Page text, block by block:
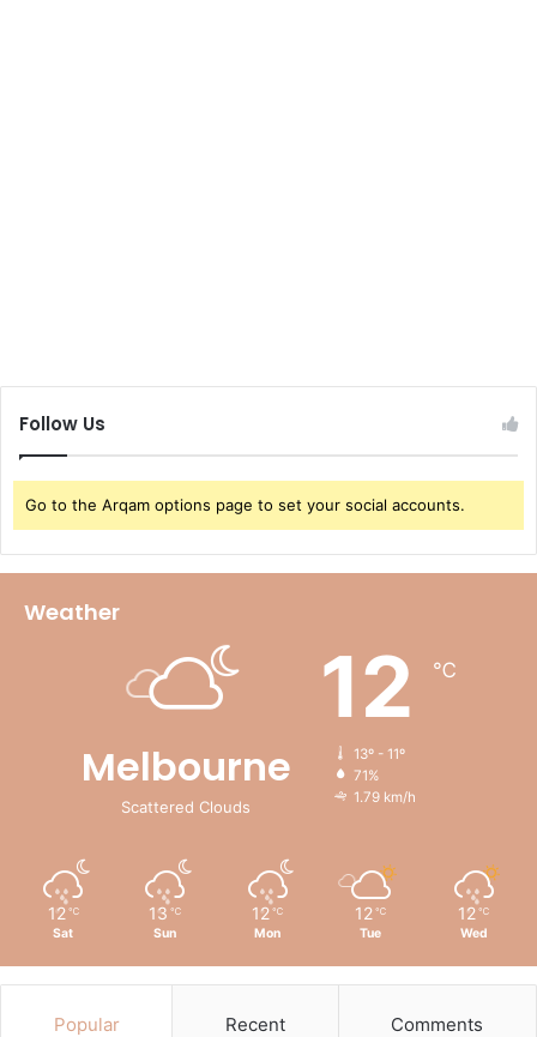
Follow Us
Go to the Arqam options page to set your social accounts.
Weather
Melbourne
Scattered Clouds
12 ℃
13º - 11º
71%
1.79 km/h
12 ℃
Sat
13 ℃
Sun
12 ℃
Mon
12 ℃
Tue
12 ℃
Wed
Popular Recent Comments